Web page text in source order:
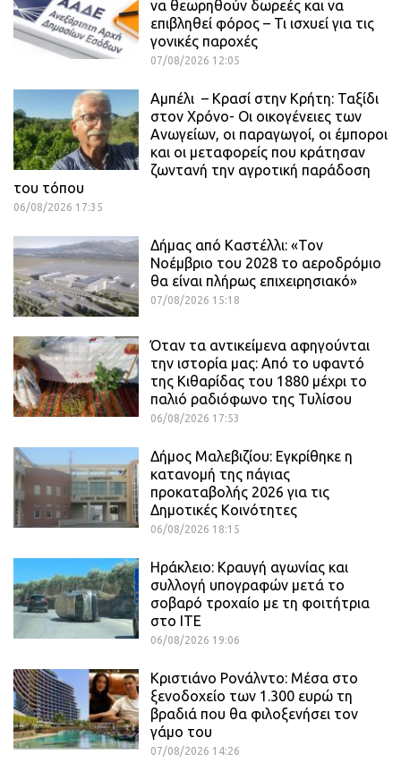
να θεωρηθούν δωρεές και να
επιβληθεί φόρος – Τι ισχυεί για τις
γονικές παροχές
07/08/2026 12:05
Αμπέλι – Κρασί στην Κρήτη: Ταξίδι
στον Χρόνο- Οι οικογένειες των
Ανωγείων, οι παραγωγοί, οι έμποροι
και οι μεταφορείς που κράτησαν
ζωντανή την αγροτική παράδοση
του τόπου
06/08/2026 17:35
Δήμας από Καστέλλι: «Τον
Νοέμβριο του 2028 το αεροδρόμιο
θα είναι πλήρως επιχειρησιακό»
07/08/2026 15:18
Όταν τα αντικείμενα αφηγούνται
την ιστορία μας: Από το υφαντό
της Κιθαρίδας του 1880 μέχρι το
παλιό ραδιόφωνο της Τυλίσου
06/08/2026 17:53
Δήμος Μαλεβιζίου: Εγκρίθηκε η
κατανομή της πάγιας
προκαταβολής 2026 για τις
Δημοτικές Κοινότητες
06/08/2026 18:15
Ηράκλειο: Κραυγή αγωνίας και
συλλογή υπογραφών μετά το
σοβαρό τροχαίο με τη φοιτήτρια
στο ΙΤΕ
06/08/2026 19:06
Κριστιάνο Ρονάλντο: Μέσα στο
ξενοδοχείο των 1.300 ευρώ τη
βραδιά που θα φιλοξενήσει τον
γάμο του
07/08/2026 14:26